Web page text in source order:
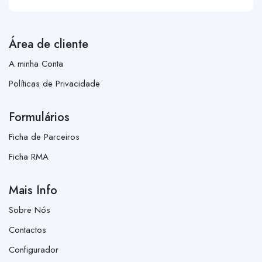
Área de cliente
A minha Conta
Políticas de Privacidade
Formulários
Ficha de Parceiros
Ficha RMA
Mais Info
Sobre Nós
Contactos
Configurador